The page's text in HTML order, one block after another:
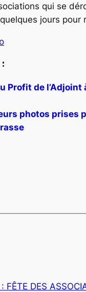
qui se
jours
Profit de l’Adjoint
photos prises
FÊTE DES